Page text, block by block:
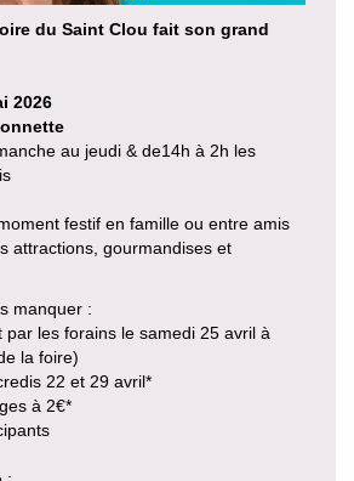
du Saint Clou fait son grand
2026
au jeudi & de14h à 2h les
festif en famille ou entre amis
attractions, gourmandises et
manquer :
par les forains le samedi 25 avril à
la foire)
22 et 29 avril*
à 2€*